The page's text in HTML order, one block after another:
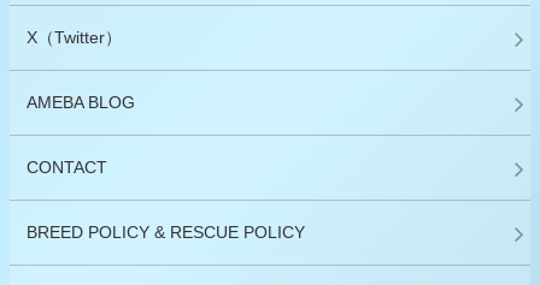
X（Twitter）
AMEBA BLOG
CONTACT
BREED POLICY & RESCUE POLICY